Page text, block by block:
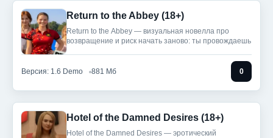
Return to the Abbey (18+)
Return to the Abbey — визуальная новелла про
возвращение и риск начать заново: ты провождаешь
Версия: 1.6 Demo 881 Мб 0
Hotel of the Damned Desires (18+)
Hotel of the Damned Desires — эротический